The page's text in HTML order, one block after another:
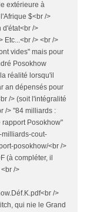
extérieure à
$<br />
d'état<br />
Etc...<br /> <br />
vides" mais pour
Posokhow
réalité lorsqu'il
an dépensés pour
/> (soit l'intégralité
/> "84 milliards :
rapport Posokhow"
milliards-cout-
posokhow/<br />
(à compléter, il
/>
/>
qui nie le Grand